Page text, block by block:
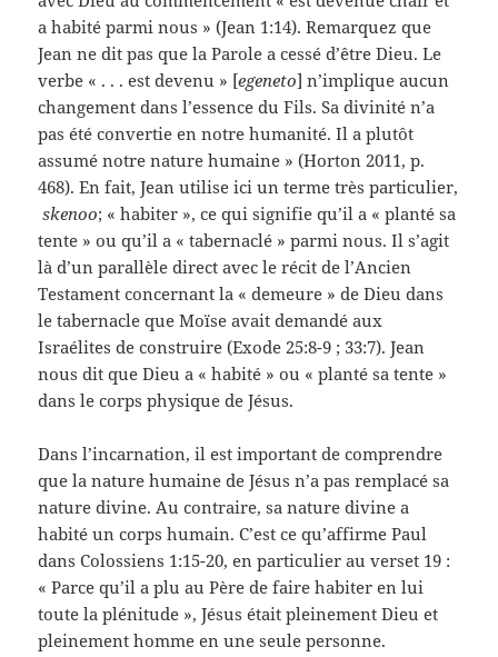
a habité parmi nous » (Jean 1:14). Remarquez que
Jean ne dit pas que la Parole a cessé d’être Dieu. Le
verbe « . . . est devenu » [egeneto] n’implique aucun
changement dans l’essence du Fils. Sa divinité n’a
pas été convertie en notre humanité. Il a plutôt
assumé notre nature humaine » (Horton 2011, p.
468). En fait, Jean utilise ici un terme très particulier,
skenoo; « habiter », ce qui signifie qu’il a « planté sa
tente » ou qu’il a « tabernaclé » parmi nous. Il s’agit
là d’un parallèle direct avec le récit de l’Ancien
Testament concernant la « demeure » de Dieu dans
le tabernacle que Moïse avait demandé aux
Israélites de construire (Exode 25:8-9 ; 33:7). Jean
nous dit que Dieu a « habité » ou « planté sa tente »
dans le corps physique de Jésus.
Dans l’incarnation, il est important de comprendre
que la nature humaine de Jésus n’a pas remplacé sa
nature divine. Au contraire, sa nature divine a
habité un corps humain. C’est ce qu’affirme Paul
dans Colossiens 1:15-20, en particulier au verset 19 :
«Parce qu’il a plu au Père de faire habiter en lui
toute la plénitude », Jésus était pleinement Dieu et
pleinement homme en une seule personne.